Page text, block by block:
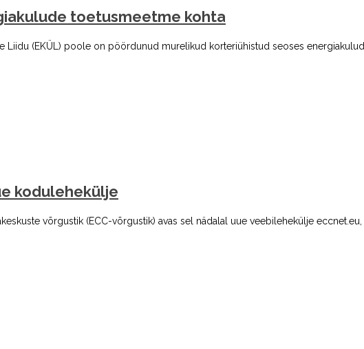
toetusmeetme kohta
Liidu (EKÜL) poole on pöördunud murelikud korteriühistud seoses
kodulehekülje
võrgustik (ECC-võrgustik) avas sel nädalal uue veebilehekülje